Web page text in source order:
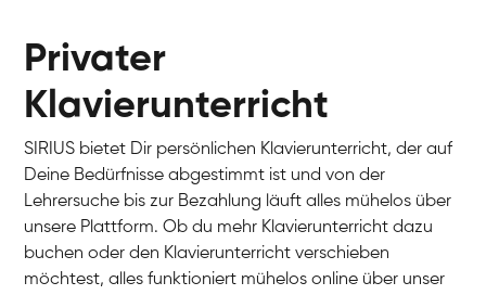
Charlotte
Privater
Klavierunterricht
SIRIUS bietet Dir persönlichen Klavierunterricht, der auf
Deine Bedürfnisse abgestimmt ist und von der
Lehrersuche bis zur Bezahlung läuft alles mühelos über
unsere Plattform. Ob du mehr Klavierunterricht dazu
buchen oder den Klavierunterricht verschieben
möchtest, alles funktioniert mühelos online über unser